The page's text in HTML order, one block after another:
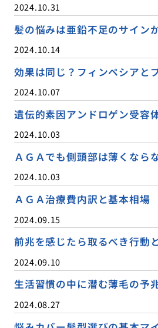
2024.10.31
髪の悩みは亜鉛不足のサイン
2024.10.14
効果は同じ？フィンペシアと
2024.10.07
遺伝的素因アンドロゲン受容
2024.10.03
ＡＧＡでも側頭部は薄くなら
2024.10.03
ＡＧＡ治療費内訳と基本相場
2024.09.15
前兆を感じたら取るべき行動
2024.09.10
生活習慣の中に潜む薄毛の予
2024.08.27